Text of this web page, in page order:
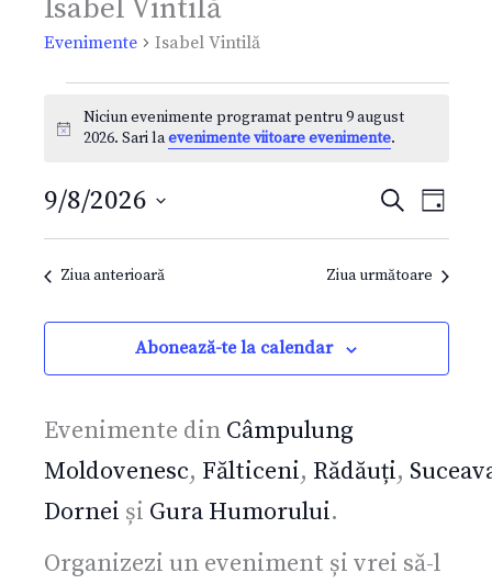
Isabel Vintilă
Evenimente Isabel Vintilă
Evenimente
pentru
august
2026
Notificare
Niciun evenimente programat pentru 9 august
2026. Sari laevenimente viitoare evenimente.
Navigare
în
vizualizări
căutare
Caută
în
Zi
9/8/2026
Selectează
data.
Ziua anterioară Ziua următoare
Abonează-te la calendar
Evenimente din Câmpulung
Moldovenesc, Fălticeni, Rădăuți,
Dornei și Gura Humorului.
Organizezi un eveniment și vrei să-l